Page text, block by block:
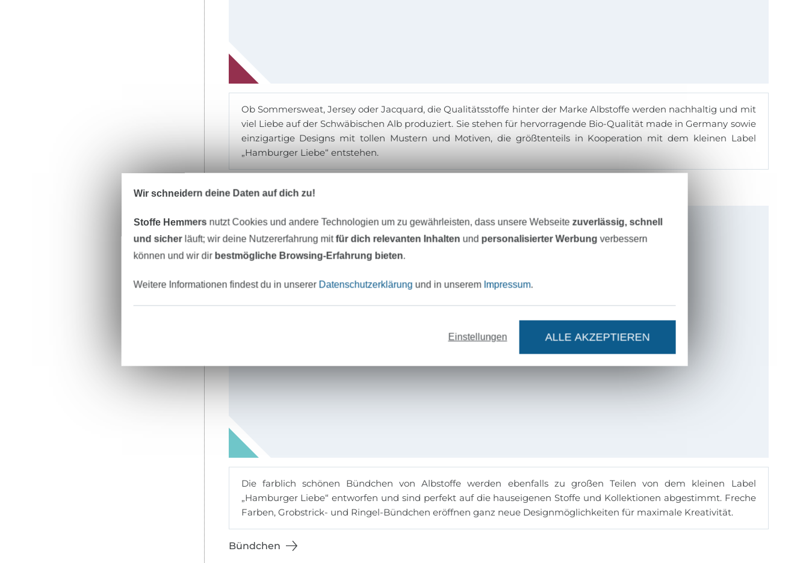
Ob Sommersweat, Jersey oder Jacquard, die Qualitätsstoffe hinter der Marke Albstoffe werden nachhaltig und mit
viel Liebe auf der Schwäbischen Alb produziert. Sie stehen für hervorragende Bio-Qualität made in Germany sowie
einzigartige Designs mit tollen Mustern und Motiven, die größtenteils in Kooperation mit dem kleinen Label
„Hamburger Liebe“ entstehen.
Stoffe
Die farblich schönen Bündchen von Albstoffe werden ebenfalls zu großen Teilen von dem kleinen Label
„Hamburger Liebe“ entworfen und sind perfekt auf die hauseigenen Stoffe und Kollektionen abgestimmt. Freche
Farben, Grobstrick- und Ringel-Bündchen eröffnen ganz neue Designmöglichkeiten für maximale Kreativität.
Bündchen
Wir schneidern deine Daten auf dich zu!
Stoffe Hemmers nutzt Cookies und andere Technologien um zu gewährleisten, dass unsere Webseitezuverlässig, schnell
und sicherläuft; wir deine Nutzererfahrung mitfür dich relevanten Inhalten und personalisierter Werbung verbessern
können und wir dir bestmögliche Browsing-Erfahrung bieten.
Weitere Informationen findest du in unserer Datenschutzerklärung und in unserem Impressum.
Einstellungen ALLE AKZEPTIEREN